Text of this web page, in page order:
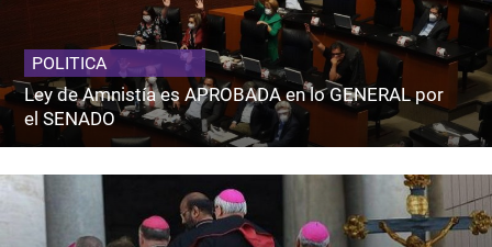
POLITICA
Ley de Amnistía es APROBADA en lo GENERAL por
el SENADO